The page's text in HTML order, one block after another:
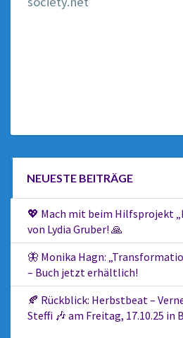
NEUESTE BEITRÄGE
💖 Mach mit beim Hilfsprojekt
von Lydia Gruber! 🙏
🦋 Monika Hagn:
– Buch jetzt erhältlich!
🍂 Rückblick: Herbstbeat –
Steffi 🎶 am Freitag, 17.10.25 in